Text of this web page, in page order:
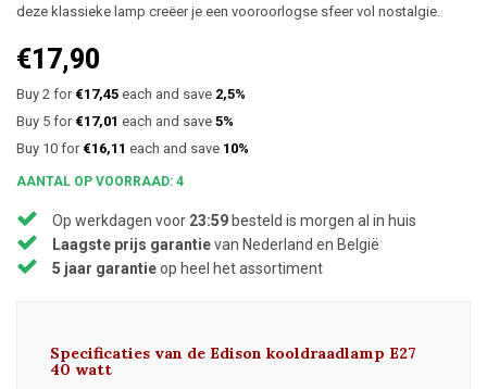
deze klassieke lamp creëer je een vooroorlogse sfeer vol nostalgie.
€17,90
Buy 2 for €17,45 each and save 2,5%
Buy 5 for €17,01 each and save 5%
Buy 10 for €16,11 each and save 10%
AANTAL OP VOORRAAD: 4
Op werkdagen voor 23:59 besteld is morgen al in huis
Laagste prijs garantievan Nederland en België
5 jaar garantieop heel het assortiment
Specificaties van de Edison kooldraadlamp E27
40 watt